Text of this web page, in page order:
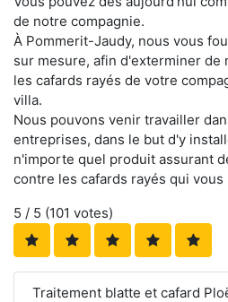
de notre compagnie.
À Pommerit-Jaudy, nous vous
sur mesure, afin d'exterminer de
les cafards rayés de votre
villa.
Nous pouvons venir travailler
entreprises, dans le but d'y
n'importe quel produit assurant
contre les cafards rayés qui vous
5 / 5 (101 votes)
Traitement blatte et cafard